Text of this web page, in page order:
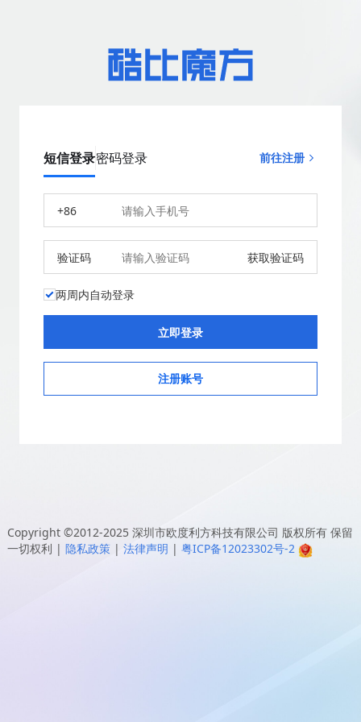
短信登录密码登录 前往注册
+86
验证码 获取验证码
两周内自动登录
注册账号
Copyright ©2012-2025 深圳市欧度利方科技有限公司 版权所有 保留
一切权利 | 隐私政策 | 法律声明 | 粤ICP备12023302号-2